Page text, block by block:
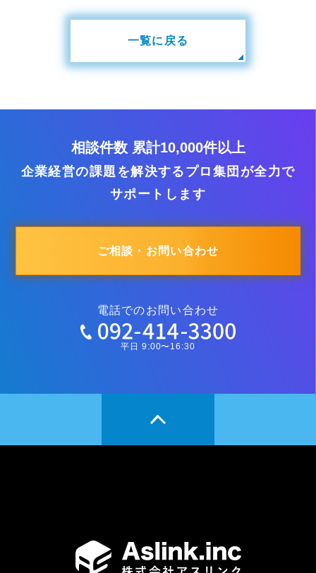
一覧に戻る
相談件数 累計10,000件以上
企業経営の課題を解決するプロ集団が全力で
サポートします
ご相談・お問い合わせ
電話でのお問い合わせ
平日 9:00〜16:30